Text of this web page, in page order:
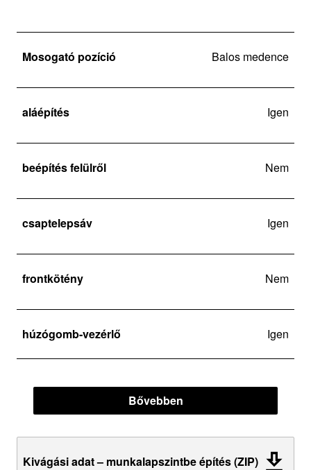
Mosogató pozíció Balos medence
aláépítés Igen
beépítés felülről Nem
csaptelepsáv Igen
frontkötény Nem
húzógomb-vezérlő Igen
Bővebben
Kivágási adat – munkalapszintbe építés (ZIP)